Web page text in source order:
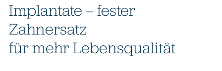
Implantate – fester
Zahnersatz
für mehr Lebensqualität